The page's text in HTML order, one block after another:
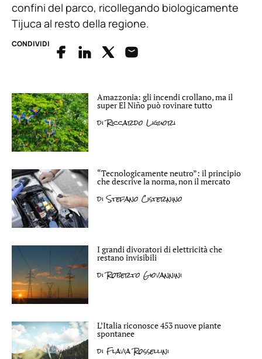
confini del parco, ricollegando biologicamente
Tijuca al resto della regione.
CONDIVIDI
Amazzonia: gli incendi crollano, ma il
super El Niño può rovinare tutto
diRiccardo Liguori
“Tecnologicamente neutro”: il principio
che descrive la norma, non il mercato
diStefano Cisternino
I grandi divoratori di elettricità che
restano invisibili
diRoberto Giovannini
L’Italia riconosce 453 nuove piante
spontanee
di Flavia Rossellini